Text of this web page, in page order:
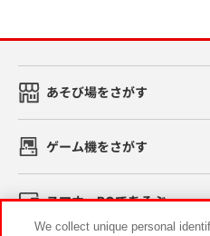
あそび場をさがす
ゲーム機をさがす
スマホ・PCであそぶ
We collect unique personal